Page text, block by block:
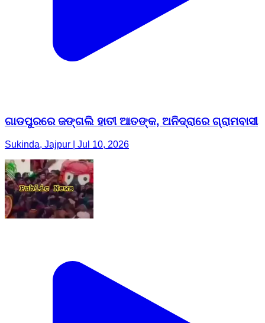
ଗାଡପୁରରେ ଜଙ୍ଗଲି ହାତୀ ଆତଙ୍କ, ଅନିଦ୍ରାରେ ଗ୍ରାମବାସୀ
Sukinda, Jajpur | Jul 10, 2026